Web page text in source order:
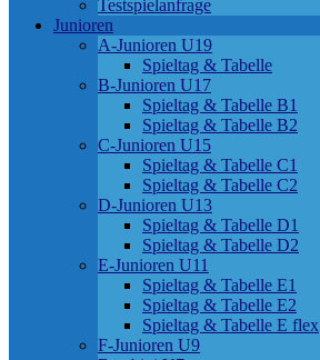
Testspielanfrage
Junioren
A-Junioren U19
Spieltag & Tabelle
B-Junioren U17
Spieltag & Tabelle B1
Spieltag & Tabelle B2
C-Junioren U15
Spieltag & Tabelle C1
Spieltag & Tabelle C2
D-Junioren U13
Spieltag & Tabelle D1
Spieltag & Tabelle D2
E-Junioren U11
Spieltag & Tabelle E1
Spieltag & Tabelle E2
Spieltag & Tabelle E flex
F-Junioren U9